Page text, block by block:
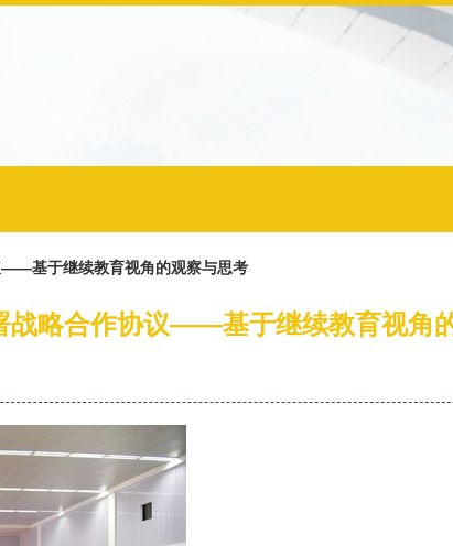
——基于继续教育视角的观察与思考
战略合作协议——基于继续教育视角